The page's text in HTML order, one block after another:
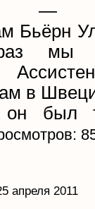
—
Бьёрн‎
мы
в
был
апреля 2011